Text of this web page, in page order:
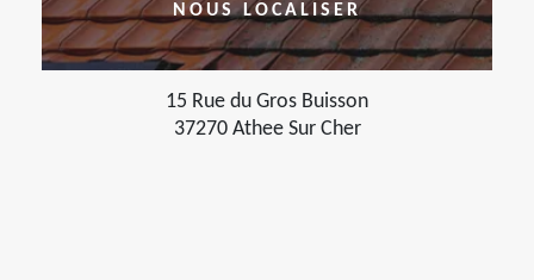
NOUS LOCALISER
15 Rue du Gros Buisson
37270 Athee Sur Cher